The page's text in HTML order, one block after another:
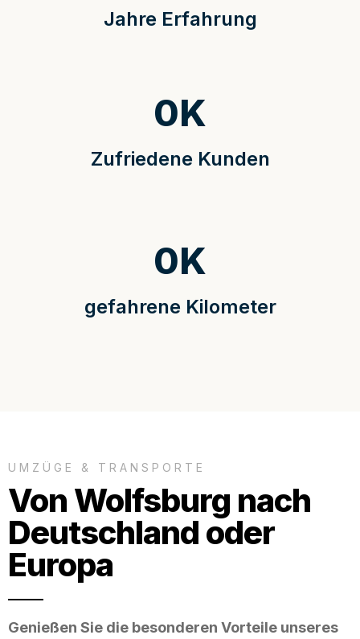
Jahre Erfahrung
Zufriedene Kunden
0K
gefahrene Kilometer
0K
UMZÜGE & TRANSPORTE
Von Wolfsburg nach
Deutschland oder
Europa
Genießen Sie die besonderen Vorteile unseres